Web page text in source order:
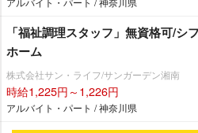
「福祉調理スタッフ」無資格可/シ
ホーム
株式会社サン・ライフ/サンガーデン湘南
時給1,225円～1,226円
アルバイト・パート / 神奈川県